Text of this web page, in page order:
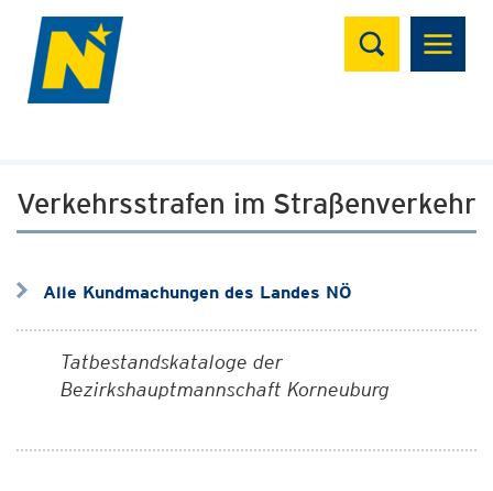
Suchen
Verkehrsstrafen im Straßenverkehr
Alle Kundmachungen des Landes NÖ
Tatbestandskataloge der
Bezirkshauptmannschaft Korneuburg